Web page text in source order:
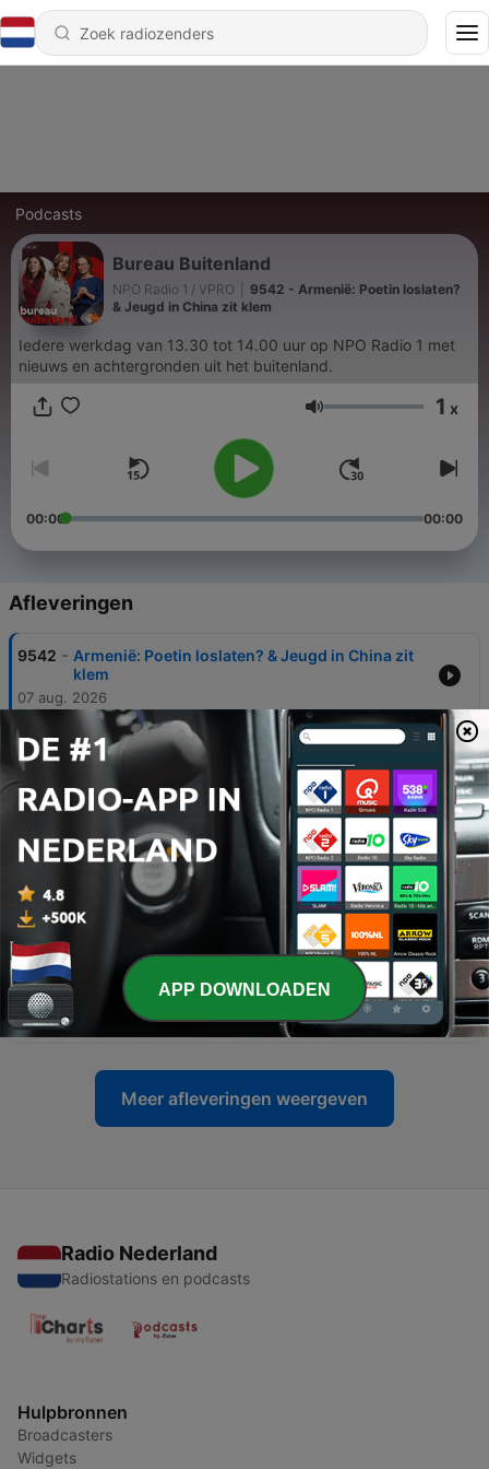
Podcasts
Bureau Buitenland
NPO Radio 1 / VPRO
9542 - Armenië: Poetin loslaten?
& Jeugd in China zit klem
Iedere werkdag van 13.30 tot 14.00 uur op NPO Radio 1 met
nieuws en achtergronden uit het buitenland.
Volume 1 x
00:00 00:00
Afleveringen
9542 - Armenië: Poetin loslaten? & Jeugd in China zit
klem
07 aug. 2026
9541
Wie kan het Strafhof nog redden & Waarom
Chinese vrouwen niet meer kinderen willen
Wat doet de oorlog in Iran en de VS zelf?
05 aug. 2026
9539 -
Spoedoverleg over Ceuta & Libanon als
geopolitieke pion
04 aug. 2026
9538 -
Westbank-escalatie: geweld als
campagnemiddel
03 aug. 2026
Meer afleveringen weergeven
Radio Nederland
Radiostations en podcasts
Hulpbronnen
Broadcasters
Widgets
APP DOWNLOADEN